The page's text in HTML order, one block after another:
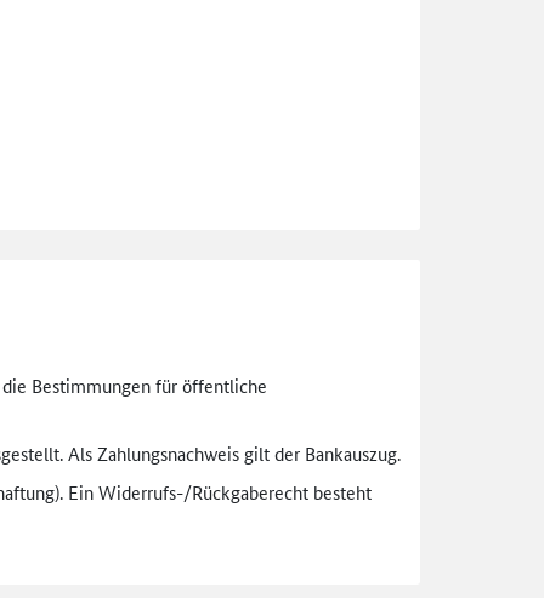
Bestimmungen für öffentliche
Als Zahlungsnachweis gilt der Bankauszug.
Ein Widerrufs-/Rückgaberecht besteht